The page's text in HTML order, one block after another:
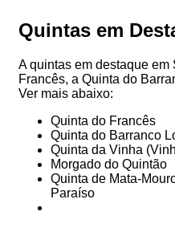
Quintas em
A quintas em destaque
Francês, a Quinta do
Ver mais abaixo:
Quinta do Francês
Quinta do Barranco
Quinta da Vinha
Morgado do Quintão
Quinta de Mata-
Paraíso